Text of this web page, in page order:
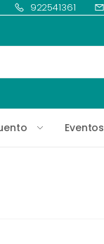
922541361
Eventos